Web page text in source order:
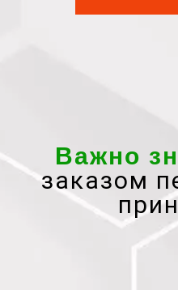
Важно
заказом